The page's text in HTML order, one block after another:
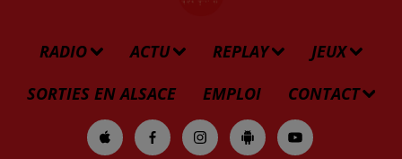
RADIO ACTU REPLAY
JEUX
SORTIES EN ALSACE
EMPLOI CONTACT